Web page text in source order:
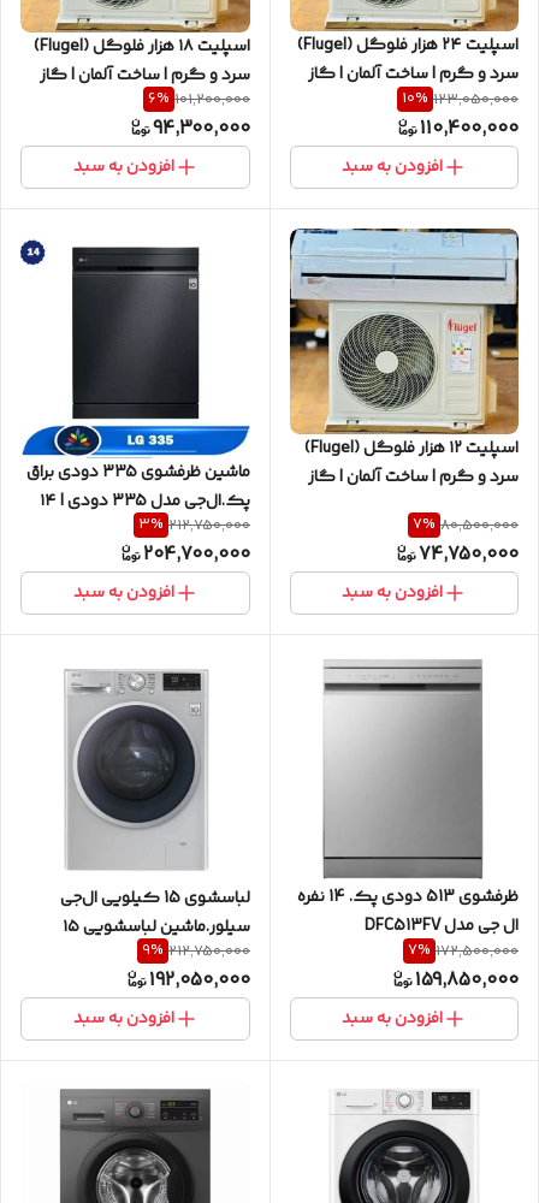
اسپلیت ۲۴ هزار فلوگل (Flugel)
سرد و گرم | ساخت آلمان | گاز
R410 | فیلتر ضدباکتری
123,050,000
10%
110,400,000
افزودن به سبد
اسپلیت ۱۸ هزار فلوگل (Flugel)
سرد و گرم | ساخت آلمان | گاز
R410 | فیلتر ضدباکتری
101,200,000
6%
94,300,000
افزودن به سبد
اسپلیت ۱۲ هزار فلوگل (Flugel)
سرد و گرم | ساخت آلمان | گاز
80,500,000
7%
74,750,000
افزودن به سبد
ماشین ظرفشوی 335 دودی براق
پک.ال‌جی مدل 335 دودی | ۱۴
نفره | سیستم بخارشوی
(TrueSteam) | آکبند
212,750,000
3%
204,700,000
افزودن به سبد
ظرفشوی 513 دودی پک. 14 نفره
ال جی مدل DFC513FV
172,500,000
7%
159,850,000
افزودن به سبد
لباسشوی 15 کیلویی ال‌جی
سیلور.ماشین لباسشویی ۱۵
کیلوگرم اتوماتیک ال جی مدل
F4R5VYGSL
212,750,000
9%
192,050,000
افزودن به سبد